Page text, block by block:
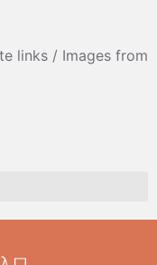
links / Images from